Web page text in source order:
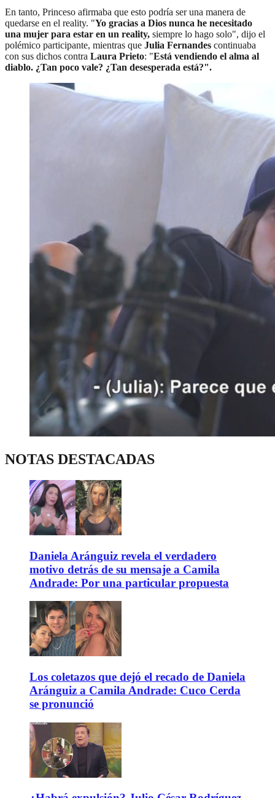
En tanto, Princeso afirmaba que esto podría ser una manera de
quedarse en el reality. "Yo gracias a Dios nunca he necesitado
una mujer para estar en un reality, siempre lo hago solo", dijo el
polémico participante, mientras que Julia Fernandes continuaba
con sus dichos contra Laura Prieto: "Está vendiendo el alma al
diablo. ¿Tan poco vale? ¿Tan desesperada está?".
NOTAS DESTACADAS
Daniela Aránguiz revela el verdadero
motivo detrás de su mensaje a Camila
Andrade: Por una particular propuesta
Los coletazos que dejó el recado de Daniela
Aránguiz a Camila Andrade: Cuco Cerda
se pronunció